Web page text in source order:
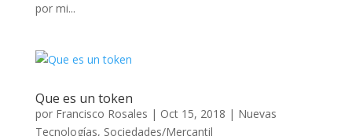
por mi...
Que es un token
por Francisco Rosales | Oct 15, 2018 | Nuevas
Tecnologías, Sociedades/Mercantil